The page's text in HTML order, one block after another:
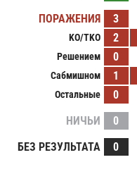
ПОРАЖЕНИЯ 3
KO/TKO 2
Решением
0
Сабмишном
1
Остальные
0
НИЧЬИ
0
БЕЗ РЕЗУЛЬТАТА
0